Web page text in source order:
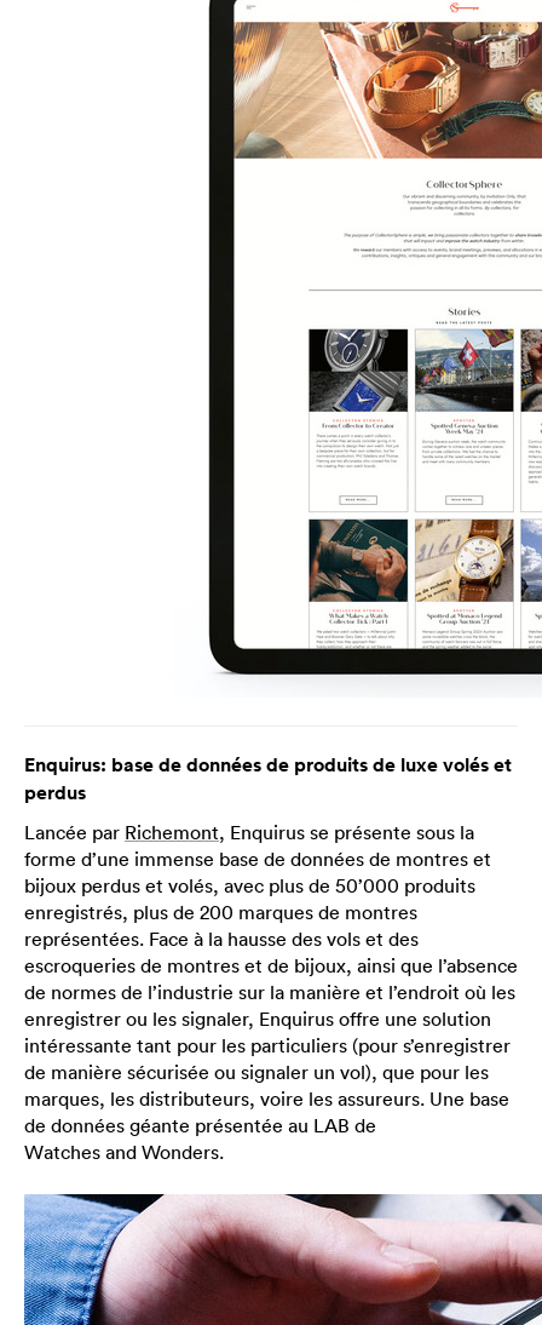
Enquirus: base de données de produits de luxe volés et
perdus
Lancée par Richemont, Enquirus se présente sous la
forme d’une immense base de données de montres et
bijoux perdus et volés, avec plus de 50’000 produits
enregistrés, plus de 200 marques de montres
représentées. Face à la hausse des vols et des
escroqueries de montres et de bijoux, ainsi que l’absence
de normes de l’industrie sur la manière et l’endroit où les
enregistrer ou les signaler, Enquirus offre une solution
intéressante tant pour les particuliers (pour s’enregistrer
de manière sécurisée ou signaler un vol), que pour les
marques, les distributeurs, voire les assureurs. Une base
de données géante présentée au LAB de
Watches and Wonders.